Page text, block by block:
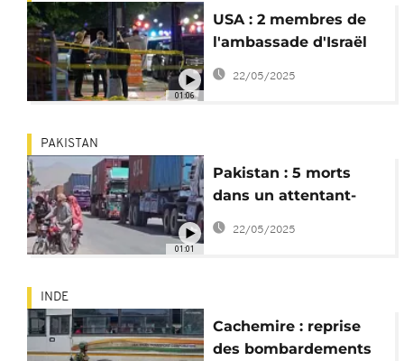
01:06
USA : 2 membres de
l'ambassade d'Israël
tués dans une
fusillade
22/05/2025
01:01
PAKISTAN
Pakistan : 5 morts
dans un attentant-
suicide contre un bus
scolaire
22/05/2025
INDE
Cachemire : reprise
des bombardements